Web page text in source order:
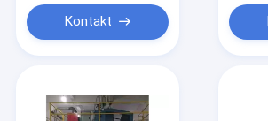
Kontakt